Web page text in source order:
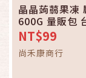
晶晶蒟蒻果凍
600G 量販包
NT$99
尚禾康商行